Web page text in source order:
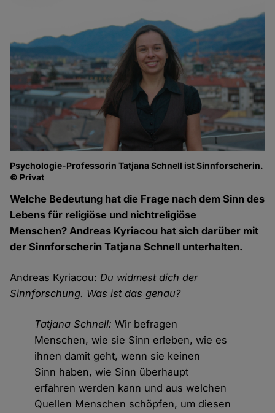
Psychologie-Professorin Tatjana Schnell ist Sinnforscherin.
© Privat
Welche Bedeutung hat die Frage nach dem Sinn des
Lebens für religiöse und nichtreligiöse
Menschen? Andreas Kyriacou hat sich darüber mit
der Sinnforscherin Tatjana Schnell unterhalten.
Andreas Kyriacou:Du widmest dich der
Sinnforschung. Was ist das genau?
Tatjana Schnell: Wir befragen
Menschen, wie sie Sinn erleben, wie es
ihnen damit geht, wenn sie keinen
Sinn haben, wie Sinn überhaupt
erfahren werden kann und aus welchen
Quellen Menschen schöpfen, um diesen